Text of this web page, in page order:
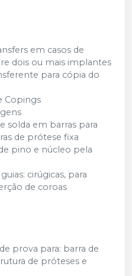
em casos de
dois ou mais implantes
para cópia do
Copings
solda em barras para
de prótese fixa
pino e núcleo pela
cirúgicas, para
de coroas
prova para: barra de
de próteses e